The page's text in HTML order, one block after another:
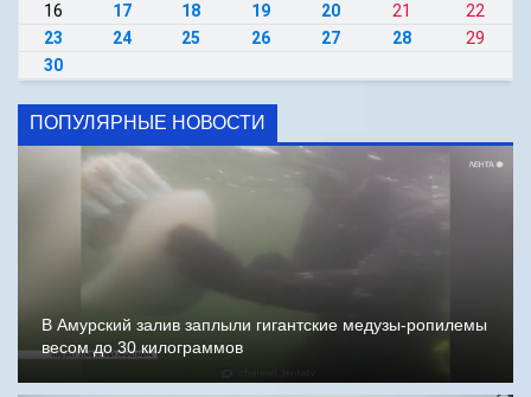
16
17 18 19 20 21
22
23
24 25 26 27 28
29
30
ПОПУЛЯРНЫЕ НОВОСТИ
В Амурский залив заплыли гигантские медузы-ропилемы
весом до 30 килограммов